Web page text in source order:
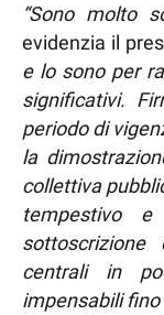
“Sono molto
evidenzia il
e lo sono per
significativi.
periodo di
la
collettiva
tempestivo
centrali in
impensabili